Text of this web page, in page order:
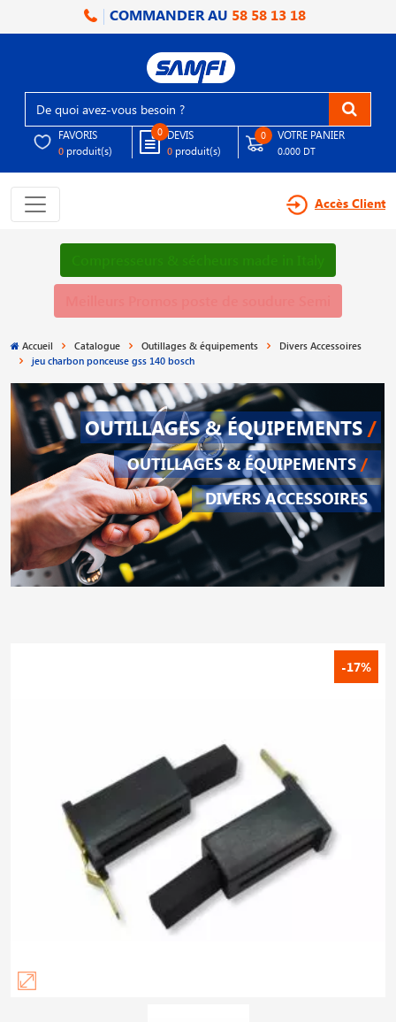
COMMANDER AU 58 58 13 18
FAVORIS
0 produit(s)
0 DEVIS
0 produit(s)
0 VOTRE PANIER
0.000 DT
Accès Client
Accueil Catalogue Outillages & équipements
Divers Accessoires
jeu charbon ponceuse gss 140 bosch
OUTILLAGES & ÉQUIPEMENTS /
OUTILLAGES & ÉQUIPEMENTS /
DIVERS ACCESSOIRES
-17%